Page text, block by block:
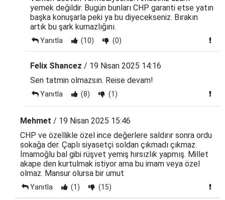
yemek değildir. Bugün bunları CHP garanti etse yatın
başka konuşarla peki ya bu diyecekseniz. Bırakın
artık bu şark kurnazlığını.
Yanıtla (10) (0)
Felix Shancez / 19 Nisan 2025 14:16
Sen tatmin olmazsın. Reise devam!
Yanıtla (8) (1)
Mehmet / 19 Nisan 2025 15:46
CHP ve özellikle özel ince değerlere saldırır sonra ordu
sokağa der. Çaplı siyasetçi soldan çıkmadı çıkmaz.
İmamoğlu bal gibi rüşvet yemiş hırsızlık yapmış. Millet
akape den kurtulmak istiyor ama bu imam veya özel
olmaz. Mansur olursa bir umut
Yanıtla (1) (15)